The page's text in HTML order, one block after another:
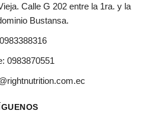
Calle G 202 entre la 1ra. y la
Bustansa.
0983388316
0983870551